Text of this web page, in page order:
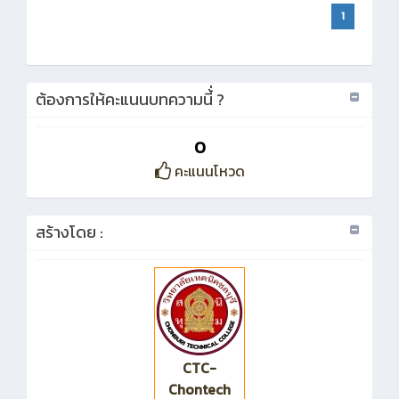
1
ต้องการให้คะแนนบทความนี้่ ?
0
คะแนนโหวด
สร้างโดย :
CTC-
Chontech